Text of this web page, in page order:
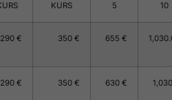
KURS
5
10
290 € 350 € 655 €
290 € 350 € 630 €